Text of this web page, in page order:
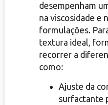
desempenham
na viscosidade e
formulações.
textura ideal,
recorrer a
como:
Ajuste da
surfactante